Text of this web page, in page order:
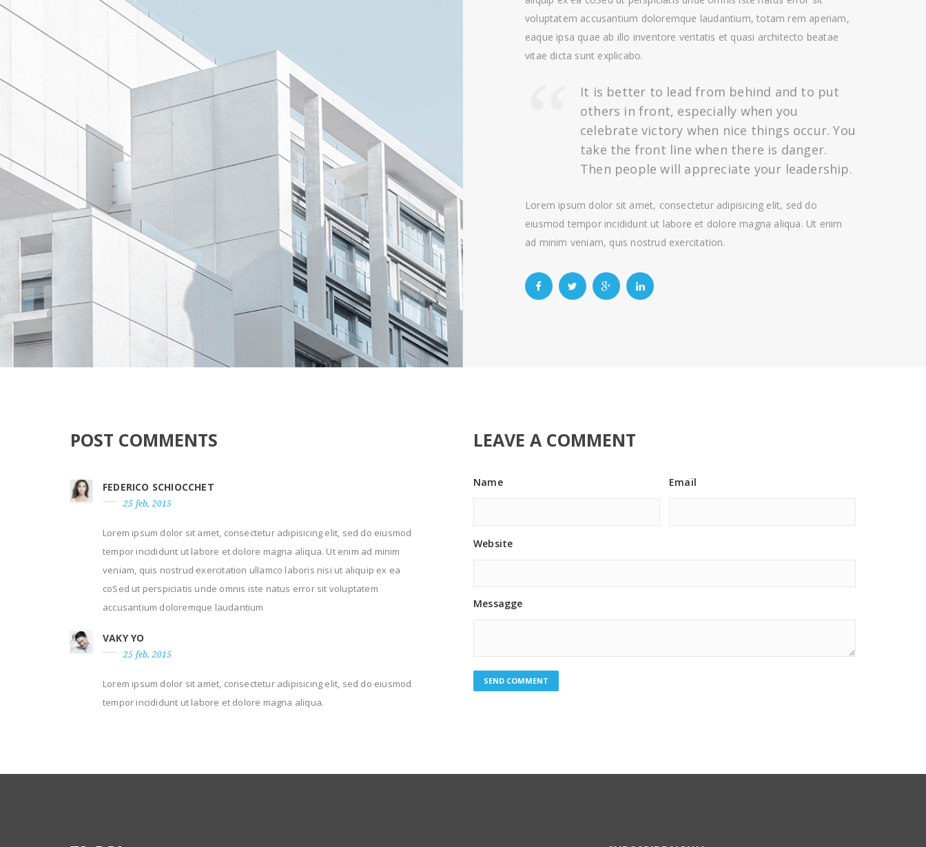
voluptatem accusantium doloremque laudantium, totam rem aperiam,
eaque ipsa quae ab illo inventore veritatis et quasi architecto beatae
vitae dicta sunt explicabo.
It is better to lead from behind and to put
others in front, especially when you
celebrate victory when nice things occur. You
take the front line when there is danger.
Then people will appreciate your leadership.
Lorem ipsum dolor sit amet, consectetur adipisicing elit, sed do
eiusmod tempor incididunt ut labore et dolore magna aliqua. Ut enim
ad minim veniam, quis nostrud exercitation.
POST COMMENTS
FEDERICO SCHIOCCHET
25 feb, 2015
Lorem ipsum dolor sit amet, consectetur adipisicing elit, sed do eiusmod
tempor incididunt ut labore et dolore magna aliqua. Ut enim ad minim
veniam, quis nostrud exercitation ullamco laboris nisi ut aliquip ex ea
coSed ut perspiciatis unde omnis iste natus error sit voluptatem
accusantium doloremque laudantium
VAKY YO
25 feb, 2015
Lorem ipsum dolor sit amet, consectetur adipisicing elit, sed do eiusmod
tempor incididunt ut labore et dolore magna aliqua.
LEAVE A COMMENT
Name Email
Website
Messagge
SEND COMMENT